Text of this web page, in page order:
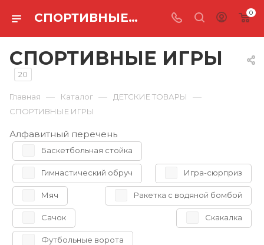
СПОРТИВНЫЕ ИГРЫ 0
СПОРТИВНЫЕ ИГРЫ
20
Главная — Каталог — ДЕТСКИЕ ТОВАРЫ —
СПОРТИВНЫЕ ИГРЫ
Алфавитный перечень
Баскетбольная стойка
Гимнастический обруч Игра-сюрприз
Мяч Ракетка с водяной бомбой
Сачок Скакалка
Футбольные ворота